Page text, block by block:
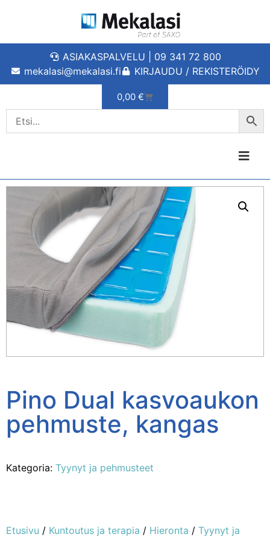
ASIAKASPALVELU | 09 341 72 800
mekalasi@mekalasi.fi
KIRJAUDU / REKISTERÖIDY
0,00 €
Pino Dual kasvoaukon
pehmuste, kangas
Kategoria: Tyynyt ja pehmusteet
Etusivu / Kuntoutus ja terapia / Hieronta / Tyynyt ja